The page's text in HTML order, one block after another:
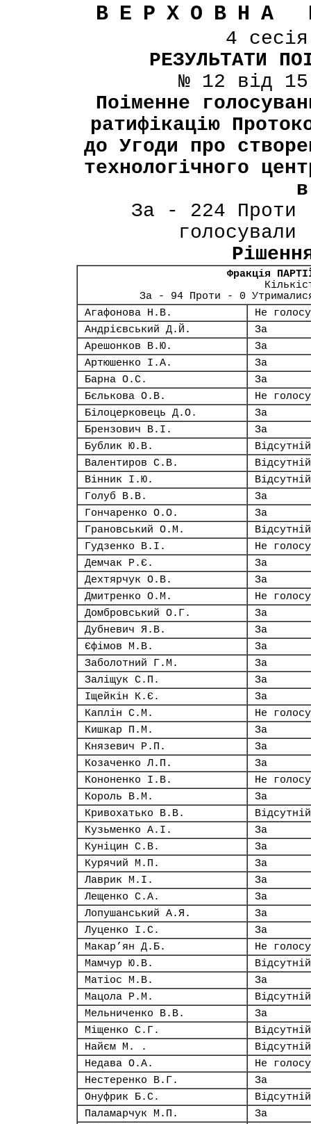
ВЕРХОВНА
4
РЕЗУЛЬТАТИ
№ 12 від
Поіменне
ратифікацію
до Угоди про
технологічного
За - 224 Проти
Фракція
За - 94 Проти - 0
Агафонова Н.В.
Не
Андрієвський Д.Й.
За
Арешонков В.Ю.
За
Артюшенко І.А.
За
Барна О.С.
За
Бєлькова О.В.
Не
Білоцерковець Д.О.
За
Брензович В.І.
За
Бублик Ю.В.
Відсутній
Валентиров С.В.
Відсутній
Вінник І.Ю.
Відсутній
Голуб В.В.
За
Гончаренко О.О.
За
Грановський О.М.
Відсутній
Гудзенко В.І.
Не
Демчак Р.Є.
За
Дехтярчук О.В.
За
Дмитренко О.М.
Не
Домбровський О.Г.
За
Дубневич Я.В.
За
Єфімов М.В.
За
Заболотний Г.М.
За
Заліщук С.П.
За
Іщейкін К.Є.
За
Каплін С.М.
Не
Кишкар П.М.
За
Князевич Р.П.
За
Козаченко Л.П.
За
Кононенко І.В.
Не
Король В.М.
За
Кривохатько В.В.
Відсутній
Кузьменко А.І.
За
Куніцин С.В.
За
Курячий М.П.
За
Лаврик М.І.
За
Лещенко С.А.
За
Лопушанський А.Я.
За
Луценко І.С.
За
Макар’ян Д.Б.
Не
Мамчур Ю.В.
Відсутній
Матіос М.В.
За
Мацола Р.М.
Відсутній
Мельниченко В.В.
За
Міщенко С.Г.
Відсутній
Найєм М. .
Відсутній
Недава О.А.
Не
Нестеренко В.Г.
За
Онуфрик Б.С.
Відсутній
Паламарчук М.П.
За